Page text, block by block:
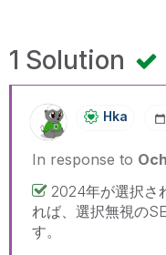
1 Solution
Hka
In response to
2024年が選択さ
れば、選択無視の
す。